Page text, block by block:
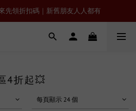
來先領折扣碼｜新舊朋友人人都有
4折起💥
每頁顯示 24 個